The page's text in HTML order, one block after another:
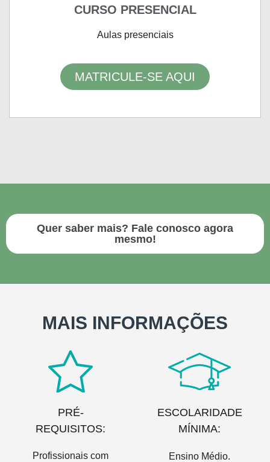
CURSO PRESENCIAL
Aulas presenciais
MATRICULE-SE AQUI
Quer saber mais? Fale conosco agora
mesmo!
MAIS INFORMAÇÕES
PRÉ-
REQUISITOS:
Profissionais com
ESCOLARIDADE
MÍNIMA:
Ensino Médio.